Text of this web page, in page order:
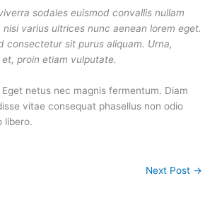
sodales euismod convallis nullam
varius ultrices nunc aenean lorem eget.
consectetur sit purus aliquam. Urna,
proin etiam vulputate.
netus nec magnis fermentum. Diam
vitae consequat phasellus non odio
libero.
Next Post →